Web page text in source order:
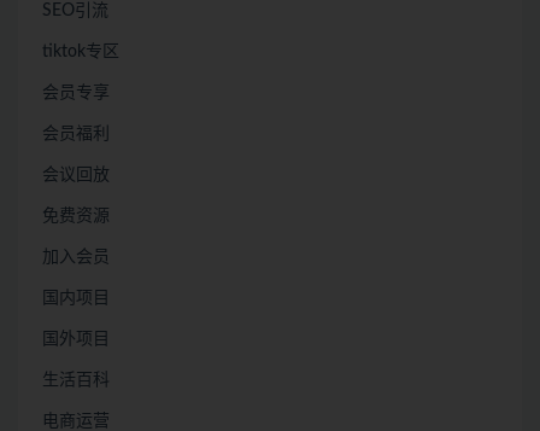
SEO引流
tiktok专区
会员专享
会员福利
会议回放
免费资源
加入会员
国内项目
国外项目
生活百科
电商运营